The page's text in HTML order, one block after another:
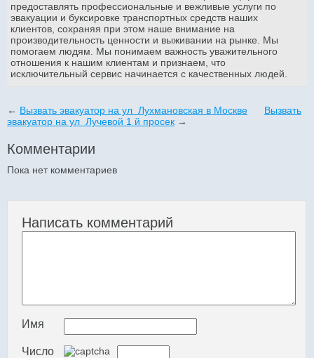
предоставлять профессиональные и вежливые услуги по
эвакуации и буксировке транспортных средств наших
клиентов, сохраняя при этом наше внимание на
производительность ценности и выживании на рынке. Мы
помогаем людям. Мы понимаем важность уважительного
отношения к нашим клиентам и признаем, что
исключительный сервис начинается с качественных людей.
← Вызвать эвакуатор на ул Лухмановская в Москве
Вызвать
эвакуатор на ул Лучевой 1 й просек →
Комментарии
Пока нет комментариев
Написать комментарий
Имя
Число